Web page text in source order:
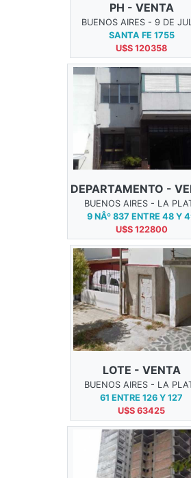
PH - VENTA
BUENOS AIRES - 9 DE
SANTA FE 1755
U$S 120358
DEPARTAMENTO -
BUENOS AIRES - LA
9 NÂº 837 ENTRE 48 Y
U$S 122800
LOTE - VENTA
BUENOS AIRES - LA
61 ENTRE 126 Y 127
U$S 63425